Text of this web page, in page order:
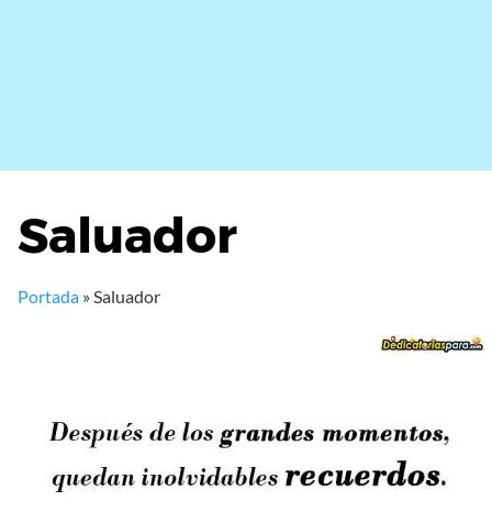
Saluador
Portada »Saluador